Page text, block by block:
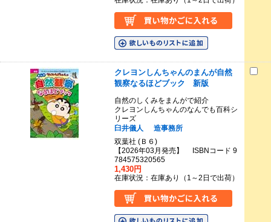
クレヨンしんちゃんのまんが自然
観察なるほどブック 新版
自然のしくみをまんがで紹介
クレヨンしんちゃんのなんでも百科シ
リーズ
臼井儀人
造事務所
双葉社 (Ｂ６)
【2026年03月発売】 ISBNコード 9
784575320565
1,430円
在庫状況：在庫あり（1～2日で出荷）